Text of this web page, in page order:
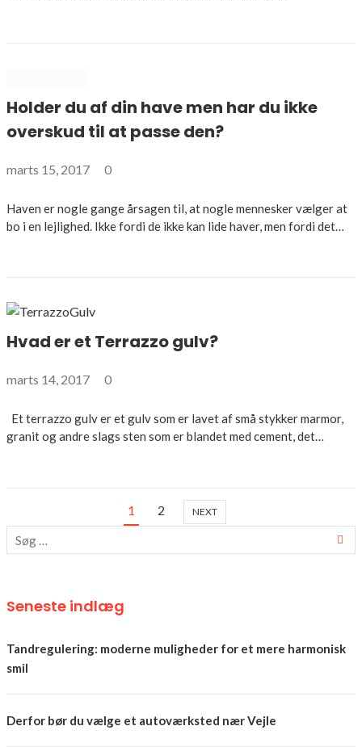
Holder du af din have men har du ikke
overskud til at passe den?
marts 15, 2017 0
Haven er nogle gange årsagen til, at nogle mennesker vælger at
bo i en lejlighed. Ikke fordi de ikke kan lide haver, men fordi det…
Hvad er et Terrazzo gulv?
marts 14, 2017 0
Et terrazzo gulv er et gulv som er lavet af små stykker marmor,
granit og andre slags sten som er blandet med cement, det…
1 2 NEXT
Seneste indlæg
Tandregulering: moderne muligheder for et mere harmonisk
smil
Derfor bør du vælge et autoværksted nær Vejle